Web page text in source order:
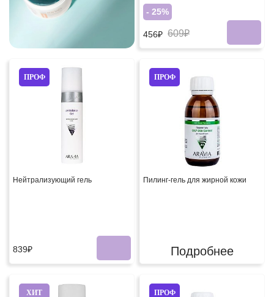
- 25%
456₽ 609₽
ПРОФ
Нейтрализующий гель
839₽
ПРОФ
Пилинг-гель для жирной кожи
Подробнее
ХИТ ПРОФ